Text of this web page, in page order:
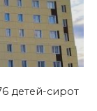
детей-сирот